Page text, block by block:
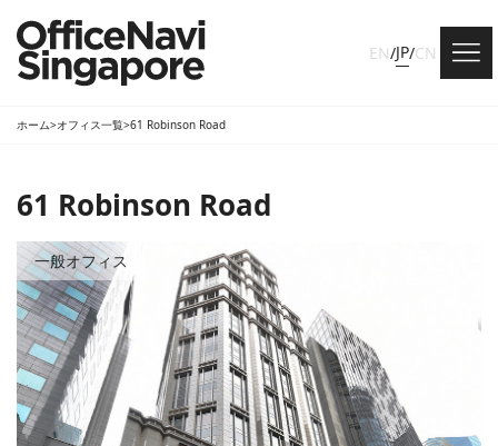
EN/JP/CN
ホーム>オフィス一覧>61 Robinson Road
61 Robinson Road
一般オフィス